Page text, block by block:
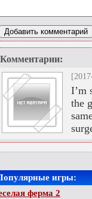
Комментарии:
I’m
the
игры:
ферма 2